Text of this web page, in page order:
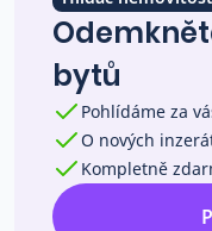
bytů
Pohlídáme za
O nových
Kompletně